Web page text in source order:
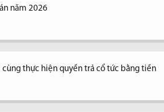
năm 2026
cùng thực hiện quyền trả cổ tức bằng tiền